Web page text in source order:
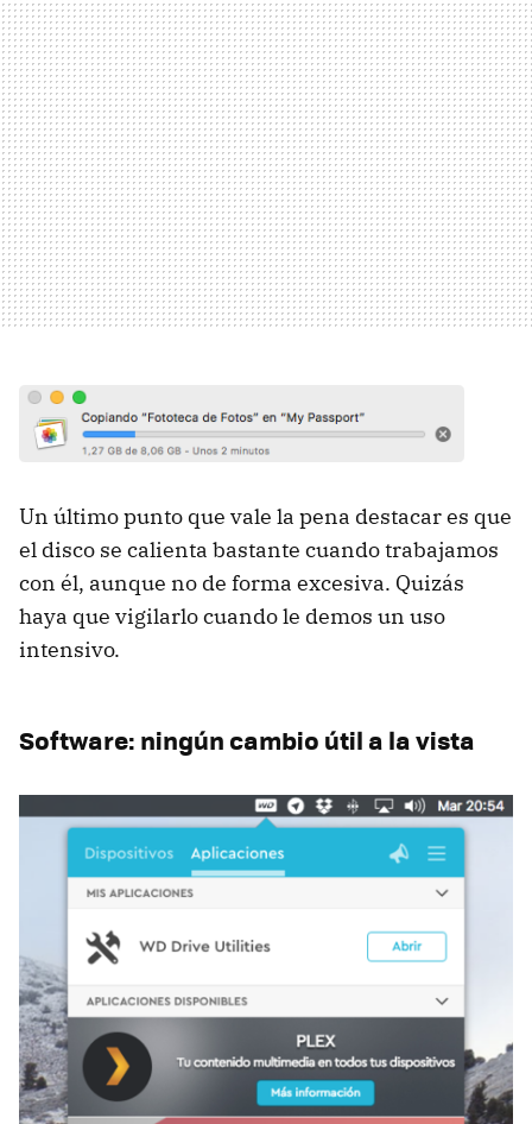
Un último punto que vale la pena destacar es que
el disco se calienta bastante cuando trabajamos
con él, aunque no de forma excesiva. Quizás
haya que vigilarlo cuando le demos un uso
intensivo.
Software: ningún cambio útil a la vista